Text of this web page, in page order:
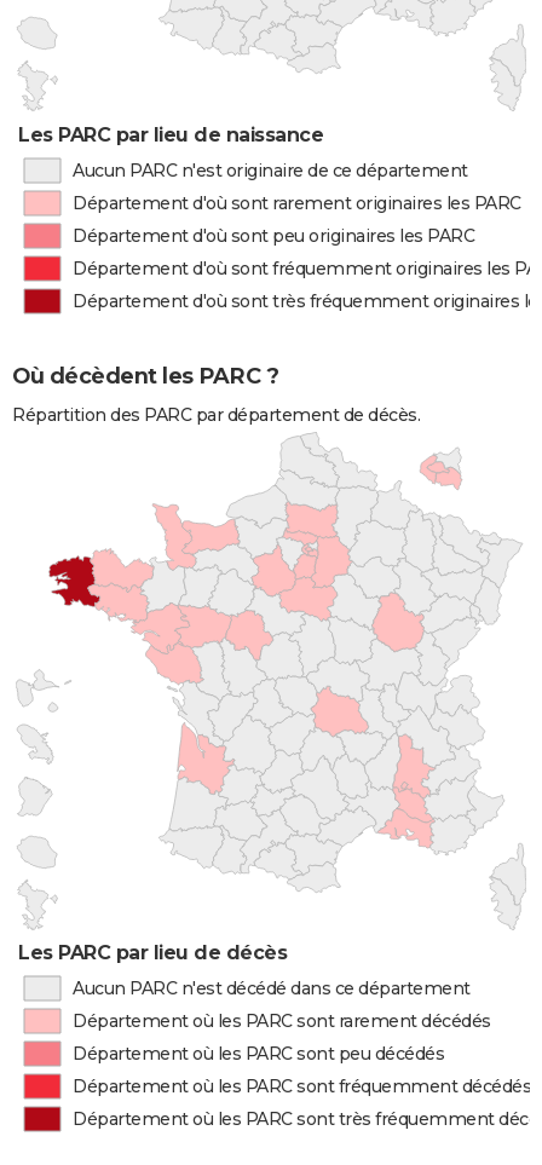
Les PARC par lieu de naissance
Aucun PARC n'est originaire de ce département
Département d'où sont rarement originaires les PARC
Département d'où sont peu originaires les PARC
Département d'où sont fréquemment originaires les
Département d'où sont très fréquemment originaires
Où décèdent les PARC ?
Répartition des PARC par département de décès.
Les PARC par lieu de décès
Aucun PARC n'est décédé dans ce département
Département où les PARC sont rarement décédés
Département où les PARC sont peu décédés
Département où les PARC sont fréquemment décédés
Département où les PARC sont très fréquemment